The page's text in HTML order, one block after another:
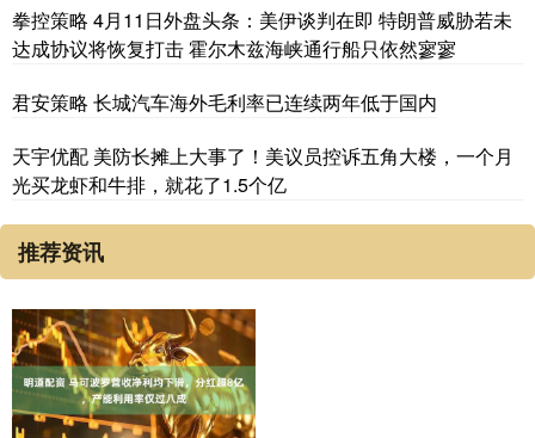
拳控策略 4月11日外盘头条：美伊谈判在即 特朗普威胁若未
达成协议将恢复打击 霍尔木兹海峡通行船只依然寥寥
君安策略 长城汽车海外毛利率已连续两年低于国内
天宇优配 美防长摊上大事了！美议员控诉五角大楼，一个月
光买龙虾和牛排，就花了1.5个亿
推荐资讯